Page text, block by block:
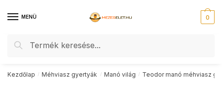
MENÜ
Keresés
Keresés
0
Kezdőlap / Méhviasz gyertyák / Manó világ / Teodor manó méhviasz